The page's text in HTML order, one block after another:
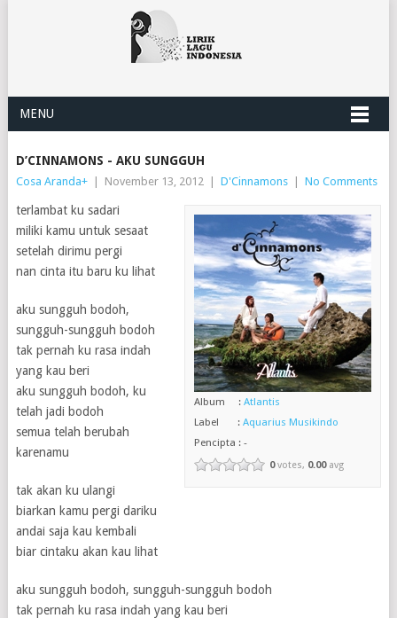
MENU
D’CINNAMONS - AKU SUNGGUH
Cosa Aranda+ November 13, 2012 D'Cinnamons No Comments
Album :Atlantis
Label :Aquarius Musikindo
Pencipta : -
0votes, 0.00avg
terlambat ku sadari
miliki kamu untuk sesaat
setelah dirimu pergi
nan cinta itu baru ku lihat
aku sungguh bodoh,
sungguh-sungguh bodoh
tak pernah ku rasa indah
yang kau beri
aku sungguh bodoh, ku
telah jadi bodoh
semua telah berubah
karenamu
tak akan ku ulangi
biarkan kamu pergi dariku
andai saja kau kembali
biar cintaku akan kau lihat
aku sungguh bodoh, sungguh-sungguh bodoh
tak pernah ku rasa indah yang kau beri